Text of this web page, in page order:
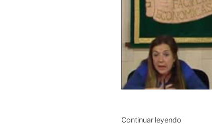
Continuar leyendo